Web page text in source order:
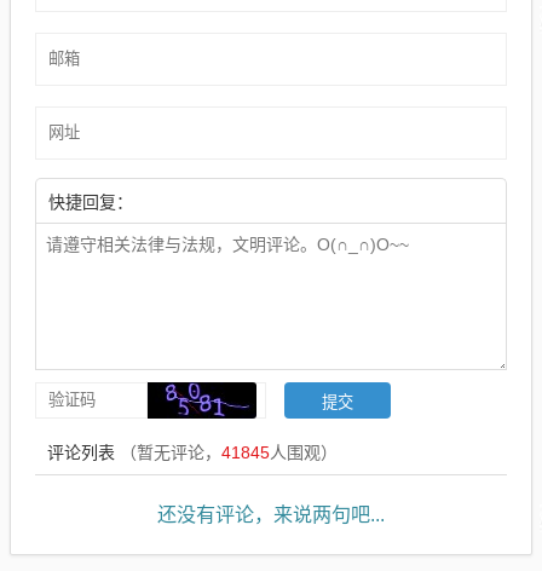
快捷回复：
评论列表 （暂无评论， 41845人围观）
还没有评论，来说两句吧...